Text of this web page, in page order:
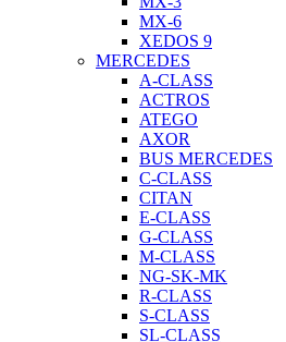
MX-6
XEDOS 9
MERCEDES
A-CLASS
ACTROS
ATEGO
AXOR
BUS MERCEDES
C-CLASS
CITAN
E-CLASS
G-CLASS
M-CLASS
NG-SK-MK
R-CLASS
S-CLASS
SL-CLASS